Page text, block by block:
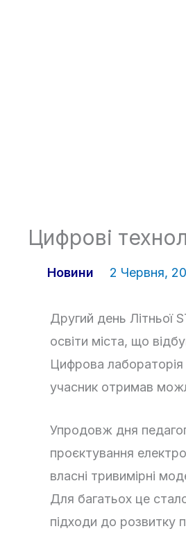
Цифрові
Новини 2 Червня,
Другий день Літньої
освіти міста, що
Цифрова
учасник отримав
Упродовж дня
проєктування
власні тривимірні
Для багатьох це
підходи до розвитку